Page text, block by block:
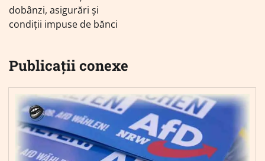
dobânzi, asigurări și
condiții impuse de bănci
Publicații conexe